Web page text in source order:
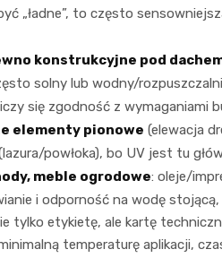
„ładne”, to często
konstrukcyjne pod
solny lub wodny/
się zgodność z wymaganiami
elementy pionowe (elewacja
powłoka), bo UV jest tu
meble ogrodowe: oleje/
i odporność na wodę stojącą,
tylko etykietę, ale kartę
temperaturę aplikacji,